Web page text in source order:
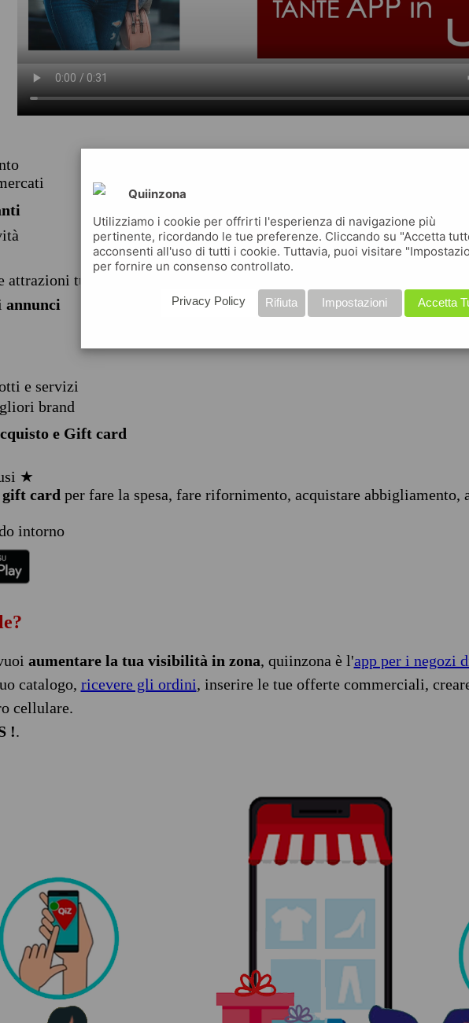
attrazioni turistiche
annunci
e servizi
brand
e Gift card
★
card per fare la spesa, fare rifornimento, acquistare abbigliamento,
intorno
aumentare la tua visibilità in zona, quiinzona è l'app per i negozi
catalogo, ricevere gli ordini, inserire le tue offerte commerciali,
cellulare.
!.
Quiinzona
Utilizziamo i cookie per offrirti l'esperienza di navigazione più
pertinente, ricordando le tue preferenze. Cliccando su "Accetta
acconsenti all'uso di tutti i cookie. Tuttavia, puoi visitare
per fornire un consenso controllato.
Accetta
Impostazioni
Rifiuta
Privacy Policy